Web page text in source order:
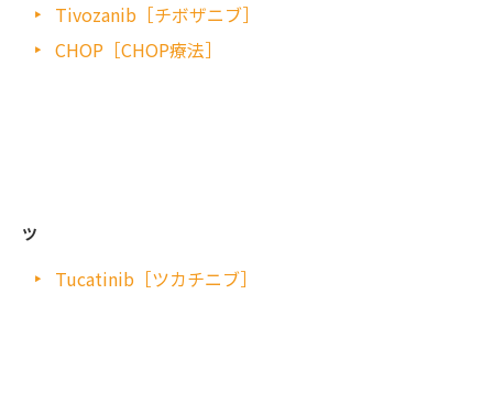
Tivozanib［チボザニブ］
CHOP［CHOP療法］
ツ
Tucatinib［ツカチニブ］